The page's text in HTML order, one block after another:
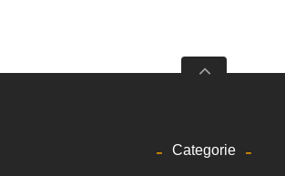
Categorie